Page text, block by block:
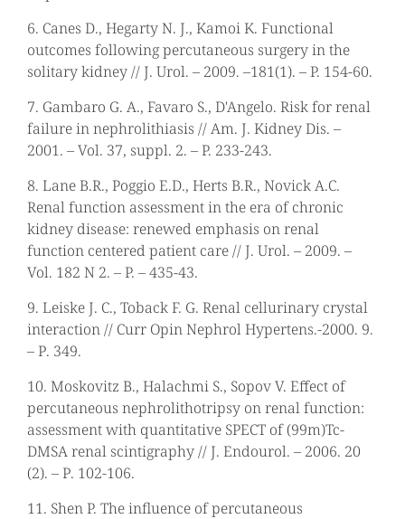
6. Canes D., Hegarty N. J., Kamoi K. Functional
outcomes following percutaneous surgery in the
solitary kidney // J. Urol. – 2009. –181(1). – P. 154-60.
7. Gambaro G. A., Favaro S., D'Angelo. Risk for renal
failure in nephrolithiasis // Am. J. Kidney Dis. –
2001. – Vol. 37, suppl. 2. – P. 233-243.
8. Lane B.R., Poggio E.D., Herts B.R., Novick A.C.
Renal function assessment in the era of chronic
kidney disease: renewed emphasis on renal
function centered patient care // J. Urol. – 2009. –
Vol. 182 N 2. – P. – 435-43.
9. Leiske J. C., Toback F. G. Renal cellurinary crystal
interaction // Curr Opin Nephrol Hypertens.-2000. 9.
– Р. 349.
10. Moskovitz В., Halachmi S., Sopov V. Effect of
percutaneous nephrolithotripsy on renal function:
assessment with quantitative SPECT of (99m)Tc-
DMSA renal scintigraphy // J. Endourol. – 2006. 20
(2). – Р. 102-106.
11. Shen P. The influence of percutaneous